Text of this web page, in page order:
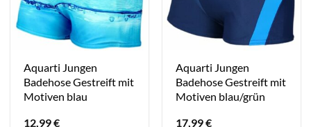
Aquarti Jungen
Badehose Gestreift mit
Motiven blau
12,99€
Aquarti Jungen
Badehose Gestreift mit
Motiven blau/grün
17,99€